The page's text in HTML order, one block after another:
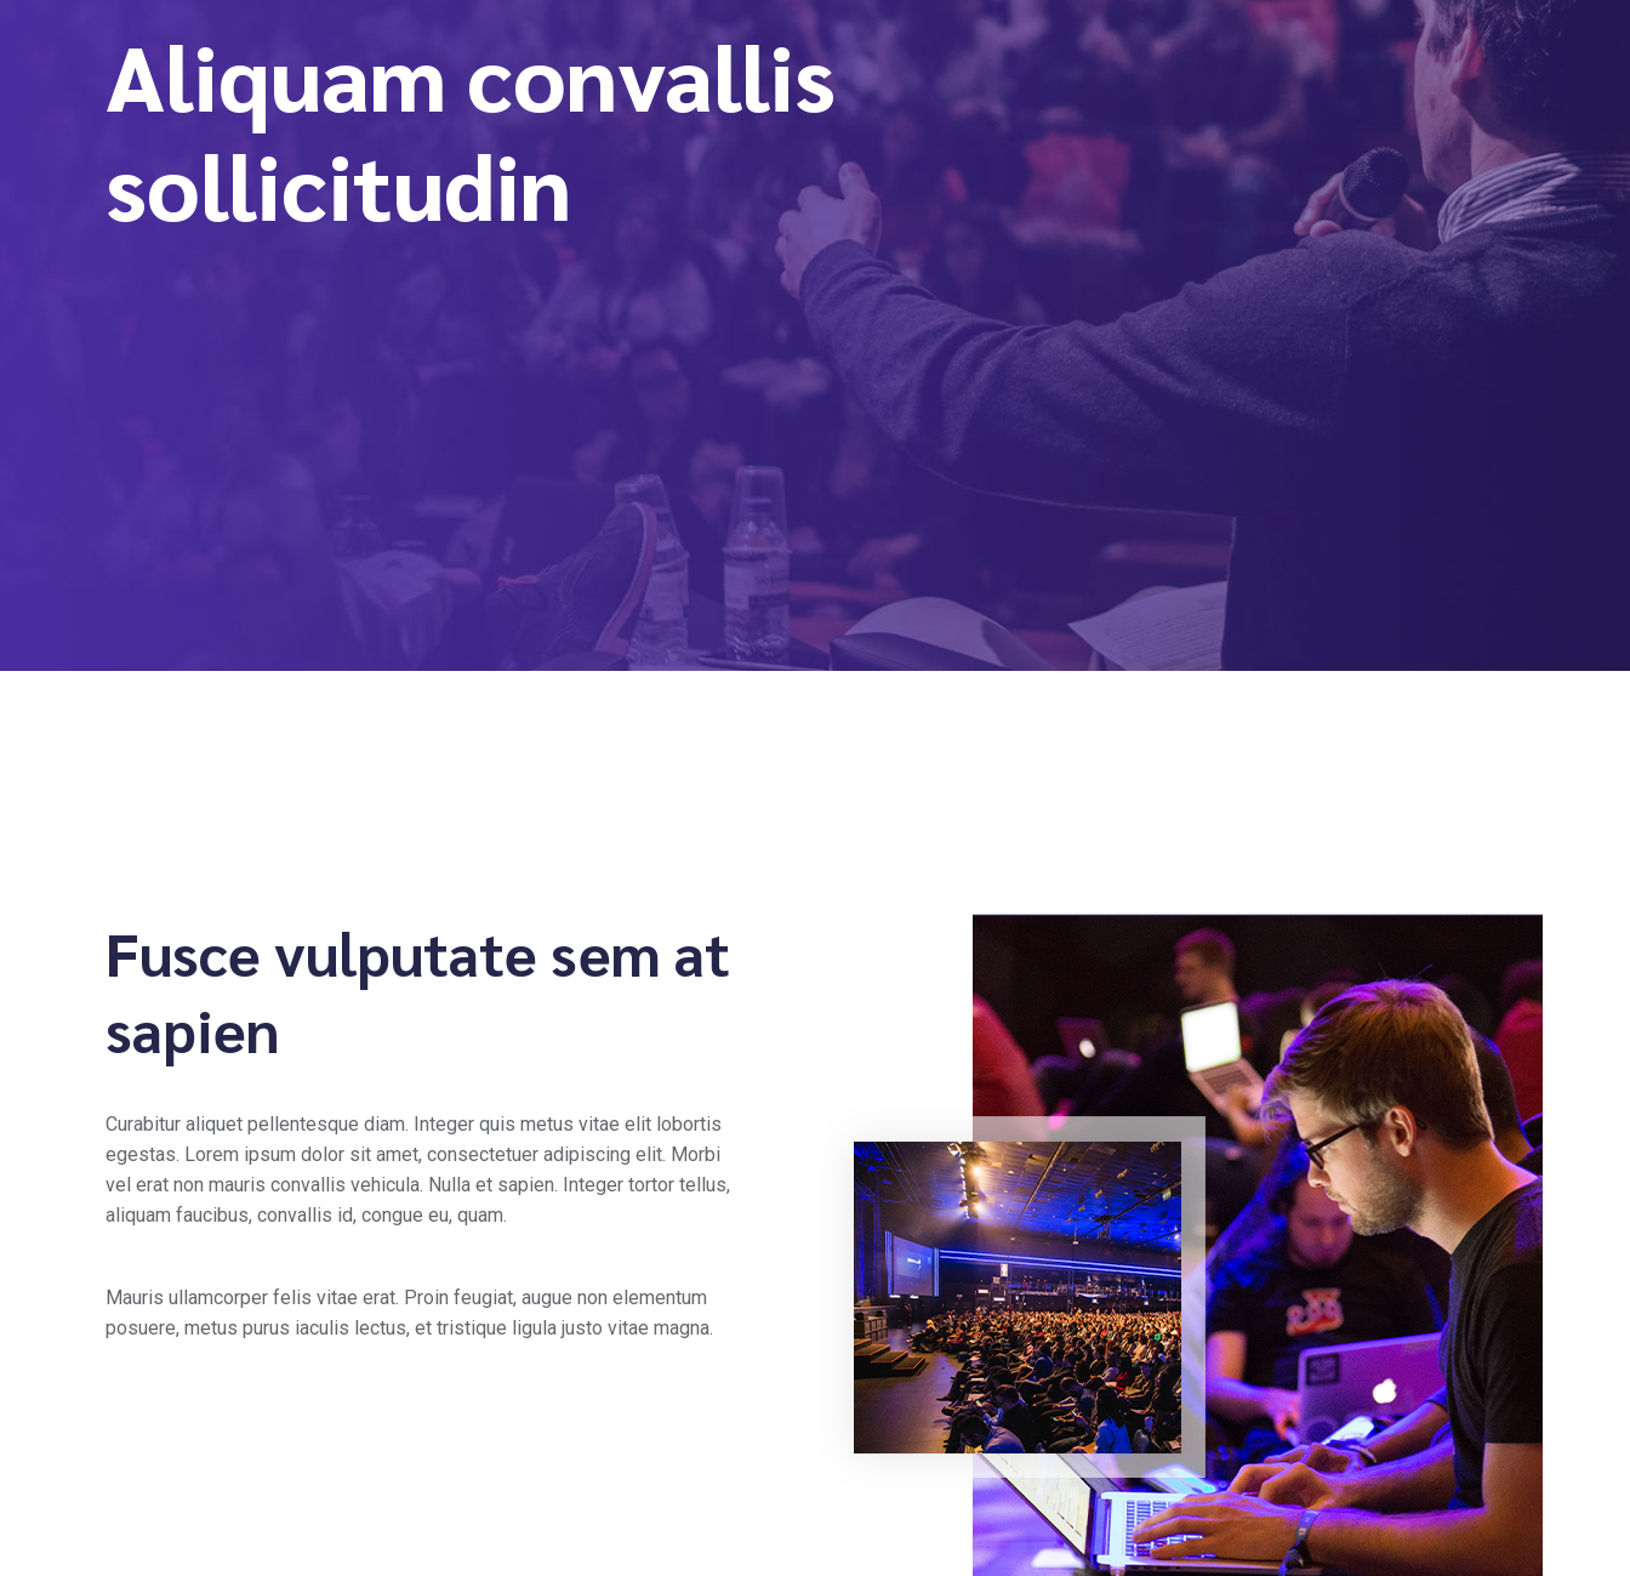
Aliquam convallis
sollicitudin
Fusce vulputate sem at
sapien
Curabitur aliquet pellentesque diam. Integer quis metus vitae elit lobortis
egestas. Lorem ipsum dolor sit amet, consectetuer adipiscing elit. Morbi
vel erat non mauris convallis vehicula. Nulla et sapien. Integer tortor tellus,
aliquam faucibus, convallis id, congue eu, quam.
Mauris ullamcorper felis vitae erat. Proin feugiat, augue non elementum
posuere, metus purus iaculis lectus, et tristique ligula justo vitae magna.